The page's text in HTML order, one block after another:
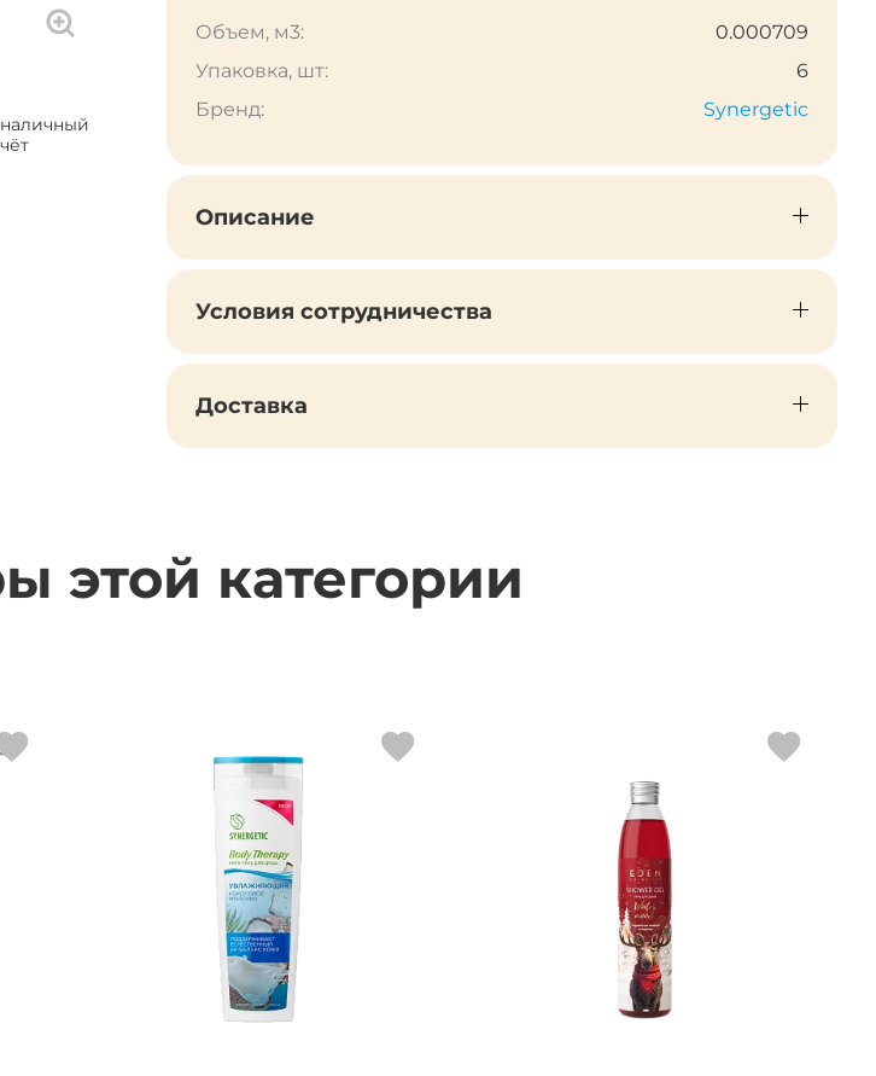
Объем, м3:
0.000709
Упаковка, шт:
6
Бренд:
Synergetic
Описание
Условия сотрудничества
Доставка
этой категории